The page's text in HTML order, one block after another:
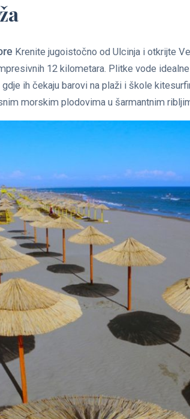
Krenite jugoistočno od Ulcinja i otkrijte
12 kilometara. Plitke vode
gdje ih čekaju barovi na plaži i škole
morskim plodovima u šarmantnim